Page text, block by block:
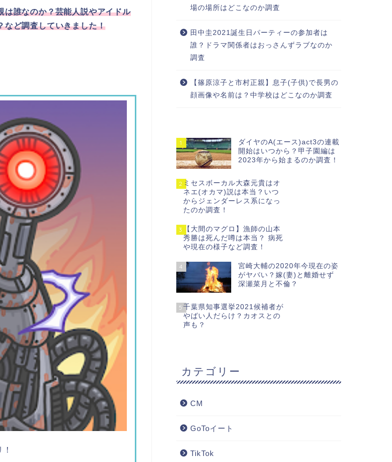
は誰なのか？芸能人説やアイドル
など調査していきました！
場の場所はどこなのか調査
田中圭2021誕生日パーティーの参加者は
誰？ドラマ関係者はおっさんずラブなのか
調査
【篠原涼子と市村正親】息子(子供)で長男の
顔画像や名前は？中学校はどこなのか調査
1
ダイヤのA(エース)act3の連載
開始はいつから？甲子園編は
2023年から始まるのか調査！
2 ミセスボーカル大森元貴はオ
ネエ(オカマ)説は本当？いつ
からジェンダーレス系になっ
たのか調査！
3
【大間のマグロ】漁師の山本
秀勝は死んだ噂は本当？ 病死
や現在の様子など調査！
4
宮崎大輔の2020年今現在の姿
がヤバい？嫁(妻)と離婚せず
深瀬菜月と不倫？
5千葉県知事選挙2021候補者が
やばい人だらけ？カオスとの
声も？
カテゴリー
CM
GoToイート
TikTok